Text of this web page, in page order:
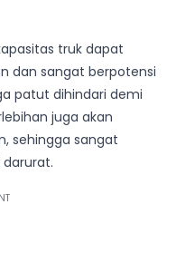
truk dapat
dan sangat berpotensi
patut dihindari demi
juga akan
sehingga sangat